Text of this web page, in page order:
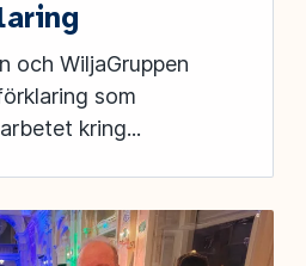
och WiljaGruppen
som
kring...